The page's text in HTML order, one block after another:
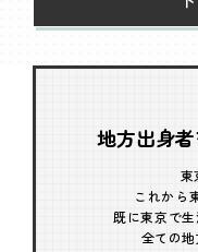
地方出身
東
これから
既に東京で生
全ての地